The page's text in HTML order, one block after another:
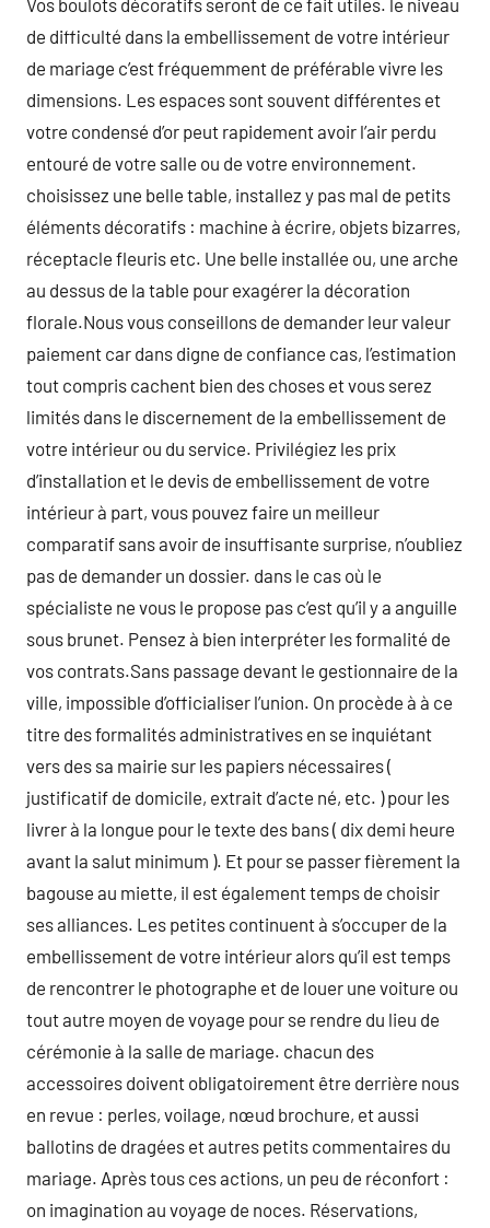
de difficulté dans la embellissement de votre intérieur
de mariage c’est fréquemment de préférable vivre les
dimensions. Les espaces sont souvent différentes et
votre condensé d’or peut rapidement avoir l’air perdu
entouré de votre salle ou de votre environnement.
choisissez une belle table, installez y pas mal de petits
éléments décoratifs : machine à écrire, objets bizarres,
réceptacle fleuris etc. Une belle installée ou, une arche
au dessus de la table pour exagérer la décoration
florale.Nous vous conseillons de demander leur valeur
paiement car dans digne de confiance cas, l’estimation
tout compris cachent bien des choses et vous serez
limités dans le discernement de la embellissement de
votre intérieur ou du service. Privilégiez les prix
d’installation et le devis de embellissement de votre
intérieur à part, vous pouvez faire un meilleur
comparatif sans avoir de insuffisante surprise, n’oubliez
pas de demander un dossier. dans le cas où le
spécialiste ne vous le propose pas c’est qu’il y a anguille
sous brunet. Pensez à bien interpréter les formalité de
vos contrats.Sans passage devant le gestionnaire de la
ville, impossible d’officialiser l’union. On procède à à ce
titre des formalités administratives en se inquiétant
vers des sa mairie sur les papiers nécessaires (
justificatif de domicile, extrait d’acte né, etc. ) pour les
livrer à la longue pour le texte des bans ( dix demi heure
avant la salut minimum ). Et pour se passer fièrement la
bagouse au miette, il est également temps de choisir
ses alliances. Les petites continuent à s’occuper de la
embellissement de votre intérieur alors qu’il est temps
de rencontrer le photographe et de louer une voiture ou
tout autre moyen de voyage pour se rendre du lieu de
cérémonie à la salle de mariage. chacun des
accessoires doivent obligatoirement être derrière nous
en revue : perles, voilage, nœud brochure, et aussi
ballotins de dragées et autres petits commentaires du
mariage. Après tous ces actions, un peu de réconfort :
on imagination au voyage de noces. Réservations,